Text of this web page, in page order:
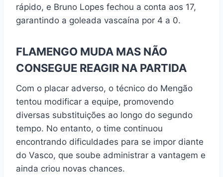
rápido, e Bruno Lopes fechou a conta aos 17,
garantindo a goleada vascaína por 4 a 0.
FLAMENGO MUDA MAS NÃO
CONSEGUE REAGIR NA PARTIDA
Com o placar adverso, o técnico do Mengão
tentou modificar a equipe, promovendo
diversas substituições ao longo do segundo
tempo. No entanto, o time continuou
encontrando dificuldades para se impor diante
do Vasco, que soube administrar a vantagem e
ainda criou novas chances.